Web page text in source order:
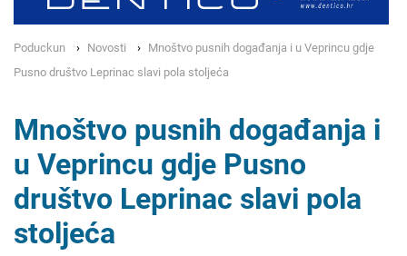
Poduckun Novosti
Mnoštvo pusnih događanja i u Veprincu gdje
Pusno društvo Leprinac slavi pola stoljeća
Mnoštvo pusnih događanja i
u Veprincu gdje Pusno
društvo Leprinac slavi pola
stoljeća